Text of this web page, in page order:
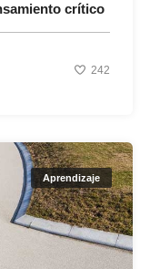
crítico
242
Aprendizaje